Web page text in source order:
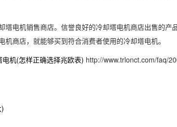
电机销售商店。信誉良好的冷却塔电机商店出售的产
商店，就能够买到符合消费者使用的冷却塔电机。
机(怎样正确选择兆欧表) http://www.trlonct.com/faq/